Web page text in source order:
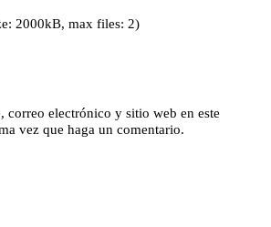
2000kB, max files: 2)
correo electrónico y sitio web en este
vez que haga un comentario.